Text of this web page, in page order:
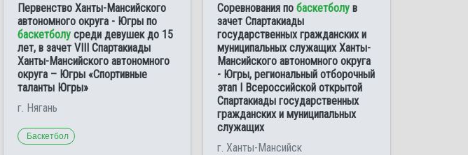
Первенство Ханты-Мансийского
автономного округа - Югры по
баскетболу среди девушек до 15
лет, в зачет VIII Спартакиады
Ханты-Мансийского автономного
округа – Югры «Спортивные
таланты Югры»
г. Нягань
Баскетбол
Соревнования по баскетболу в
зачет Спартакиады
государственных гражданских и
муниципальных служащих Ханты-
Мансийского автономного округа
- Югры, региональный отборочный
этап І Всероссийской открытой
Спартакиады государственных
гражданских и муниципальных
служащих
г. Ханты-Мансийск